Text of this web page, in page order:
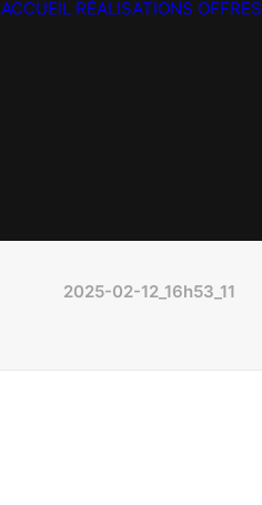
ACCUEIL RÉALISATIONS OFFRES
2025-02-12_16h53_11